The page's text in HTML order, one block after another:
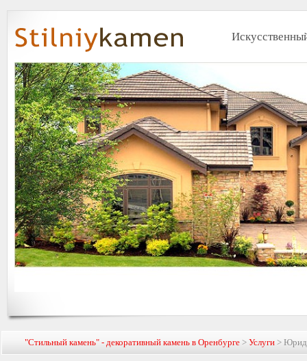
"Стильный камень" - декоративный камень в Оренбурге >Услуги >